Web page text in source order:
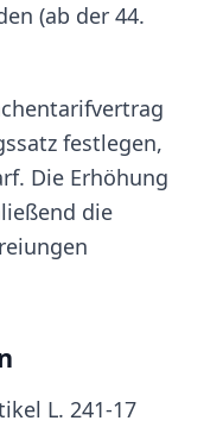
(ab der 44.
festlegen,
Die Erhöhung
die
L. 241-17